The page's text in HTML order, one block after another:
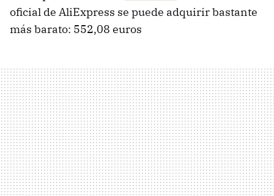
oficial de AliExpress se puede adquirir bastante
más barato: 552,08 euros